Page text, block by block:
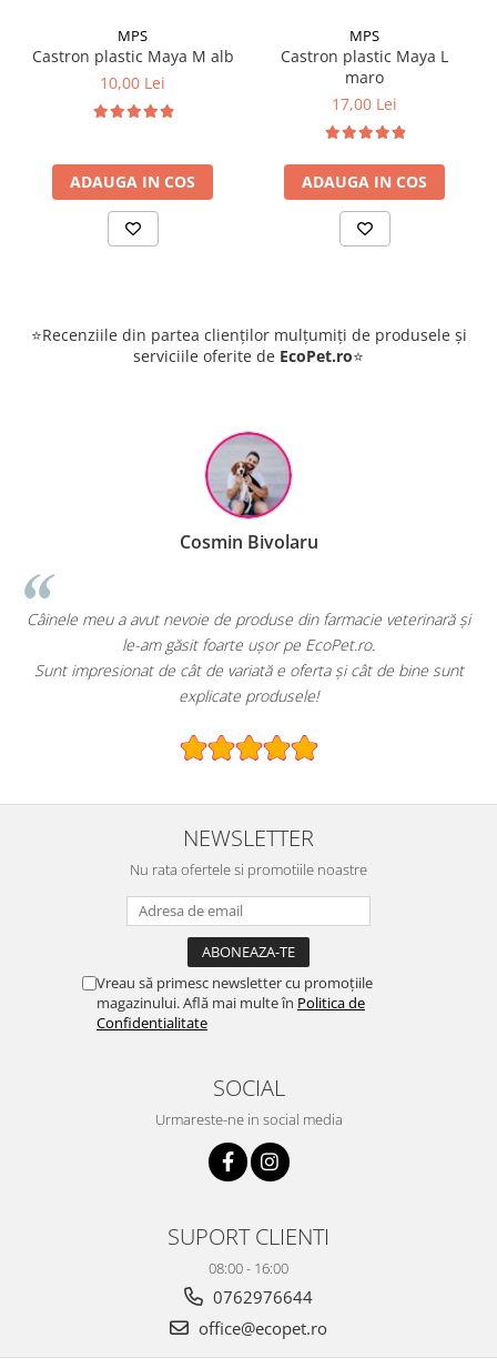
MPS
Castron plastic Maya M alb
10,00 Lei
ADAUGA IN COS
MPS
Castron plastic Maya L
maro
17,00 Lei
ADAUGA IN COS
⭐Recenziile din partea clienților mulțumiți de produsele și
serviciile oferite de EcoPet.ro⭐
Cosmin Bivolaru
Câinele meu a avut nevoie de produse din farmacie veterinară și
le-am găsit foarte ușor pe EcoPet.ro.
Sunt impresionat de cât de variată e oferta și cât de bine sunt
explicate produsele!
NEWSLETTER
Nu rata ofertele si promotiile noastre
Vreau să primesc newsletter cu promoțiile
magazinului. Află mai multe în Politica de
Confidentialitate
SOCIAL
Urmareste-ne in social media
SUPORT CLIENTI
08:00 - 16:00
0762976644
office@ecopet.ro